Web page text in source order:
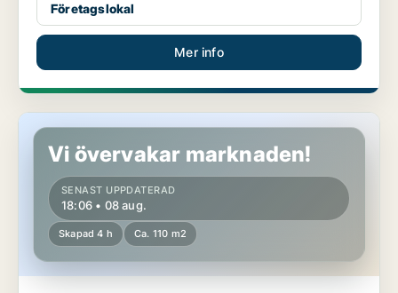
Företagslokal
Mer info
Lokaler i Perchtoldsdorf, Niederösterreich
Vi övervakar marknaden!
SENAST UPPDATERAD
18:06 • 08 aug.
Skapad 4 h Ca. 110 m2